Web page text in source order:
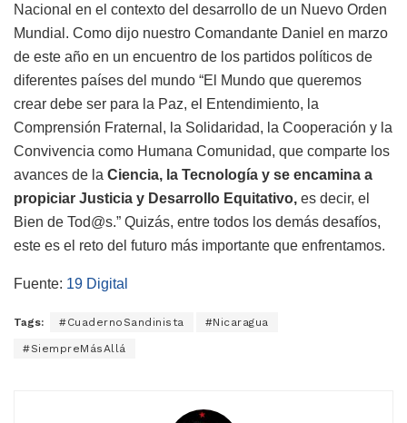
Nacional en el contexto del desarrollo de un Nuevo Orden
Mundial. Como dijo nuestro Comandante Daniel en marzo
de este año en un encuentro de los partidos políticos de
diferentes países del mundo “El Mundo que queremos
crear debe ser para la Paz, el Entendimiento, la
Comprensión Fraternal, la Solidaridad, la Cooperación y la
Convivencia como Humana Comunidad, que comparte los
avances de la Ciencia, la Tecnología y se encamina a
propiciar Justicia y Desarrollo Equitativo, es decir, el
Bien de Tod@s.” Quizás, entre todos los demás desafíos,
este es el reto del futuro más importante que enfrentamos.
Fuente: 19 Digital
Tags: #CuadernoSandinista #Nicaragua
#SiempreMásAllá